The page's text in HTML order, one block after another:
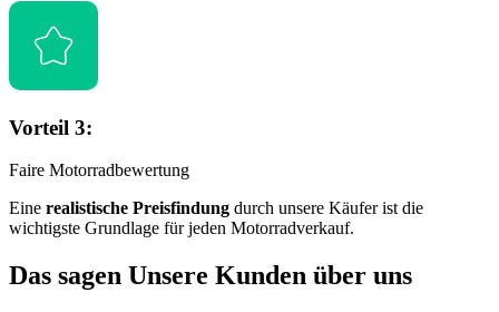
Vorteil 3:
Faire Motorradbewertung
Eine realistische Preisfindung durch unsere Käufer ist die
wichtigste Grundlage für jeden Motorradverkauf.
Das sagen Unsere Kunden über uns